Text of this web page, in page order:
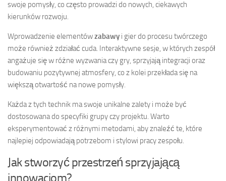
swoje pomysły, co często prowadzi do nowych, ciekawych
kierunków rozwoju.
Wprowadzenie elementówzabawy i gier do procesu twórczego
może również zdziałać cuda. Interaktywne sesje, w których zespół
angażuje się w różne wyzwania czy gry, sprzyjają integracji oraz
budowaniu pozytywnej atmosfery, co z kolei przekłada się na
większą otwartość na nowe pomysły.
Każda z tych technik ma swoje unikalne zalety i może być
dostosowana do specyfiki grupy czy projektu. Warto
eksperymentować z różnymi metodami, aby znaleźć te, które
najlepiej odpowiadają potrzebom i stylowi pracy zespołu.
Jak stworzyć przestrzeń sprzyjającą
innowacjom?